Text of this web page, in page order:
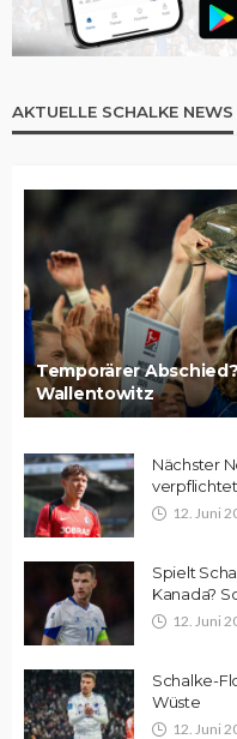
AKTUELLE SCHALKE NEWS
Temporärer
Wallentowitz
Nächster
12. Juni
Spielt
Kanada?
12. Juni
Schalke-
Wüste
12. Juni